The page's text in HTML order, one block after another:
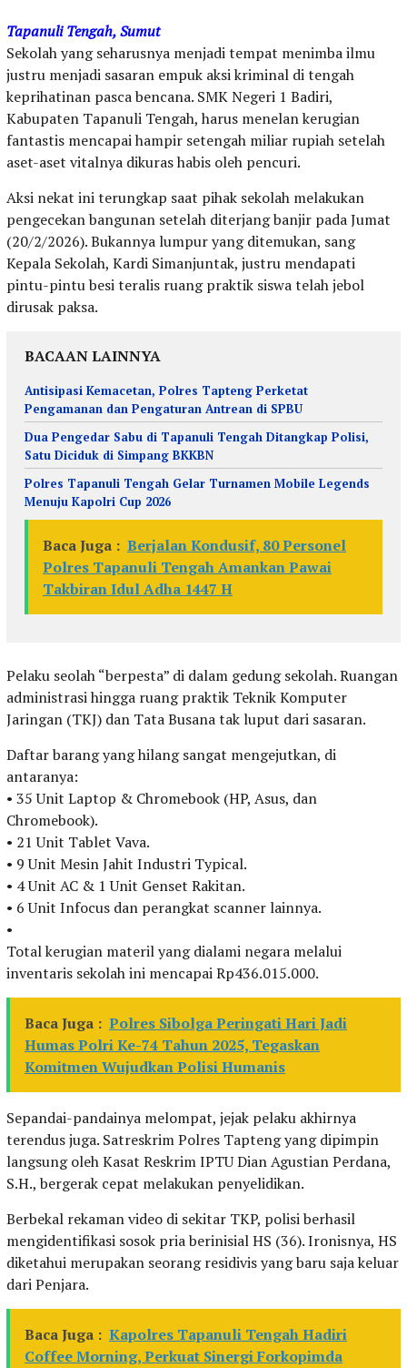
Tapanuli Tengah, Sumut
Sekolah yang seharusnya menjadi tempat menimba ilmu
justru menjadi sasaran empuk aksi kriminal di tengah
keprihatinan pasca bencana. SMK Negeri 1 Badiri,
Kabupaten Tapanuli Tengah, harus menelan kerugian
fantastis mencapai hampir setengah miliar rupiah setelah
aset-aset vitalnya dikuras habis oleh pencuri.
Aksi nekat ini terungkap saat pihak sekolah melakukan
pengecekan bangunan setelah diterjang banjir pada Jumat
(20/2/2026). Bukannya lumpur yang ditemukan, sang
Kepala Sekolah, Kardi Simanjuntak, justru mendapati
pintu-pintu besi teralis ruang praktik siswa telah jebol
dirusak paksa.
BACAAN LAINNYA
Antisipasi Kemacetan, Polres Tapteng Perketat
Pengamanan dan Pengaturan Antrean di SPBU
Dua Pengedar Sabu di Tapanuli Tengah Ditangkap Polisi,
Satu Diciduk di Simpang BKKBN
Polres Tapanuli Tengah Gelar Turnamen Mobile Legends
Menuju Kapolri Cup 2026
Baca Juga : Berjalan Kondusif, 80 Personel
Polres Tapanuli Tengah Amankan Pawai
Takbiran Idul Adha 1447 H
Pelaku seolah “berpesta” di dalam gedung sekolah. Ruangan
administrasi hingga ruang praktik Teknik Komputer
Jaringan (TKJ) dan Tata Busana tak luput dari sasaran.
Daftar barang yang hilang sangat mengejutkan, di
antaranya:
• 35 Unit Laptop & Chromebook (HP, Asus, dan
Chromebook).
• 21 Unit Tablet Vava.
• 9 Unit Mesin Jahit Industri Typical.
• 4 Unit AC & 1 Unit Genset Rakitan.
• 6 Unit Infocus dan perangkat scanner lainnya.
• ⁠
Total kerugian materil yang dialami negara melalui
inventaris sekolah ini mencapai Rp436.015.000.
Baca Juga : Polres Sibolga Peringati Hari Jadi
Humas Polri Ke-74 Tahun 2025, Tegaskan
Komitmen Wujudkan Polisi Humanis
Sepandai-pandainya melompat, jejak pelaku akhirnya
terendus juga. Satreskrim Polres Tapteng yang dipimpin
langsung oleh Kasat Reskrim IPTU Dian Agustian Perdana,
S.H., bergerak cepat melakukan penyelidikan.
Berbekal rekaman video di sekitar TKP, polisi berhasil
mengidentifikasi sosok pria berinisial HS (36). Ironisnya, HS
diketahui merupakan seorang residivis yang baru saja keluar
dari Penjara.
Baca Juga : Kapolres Tapanuli Tengah Hadiri
Coffee Morning, Perkuat Sinergi Forkopimda